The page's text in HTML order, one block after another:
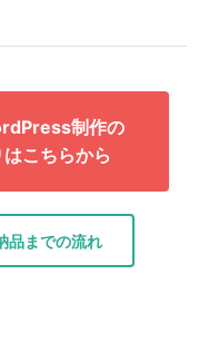
制作の
こちらから
品までの流れ